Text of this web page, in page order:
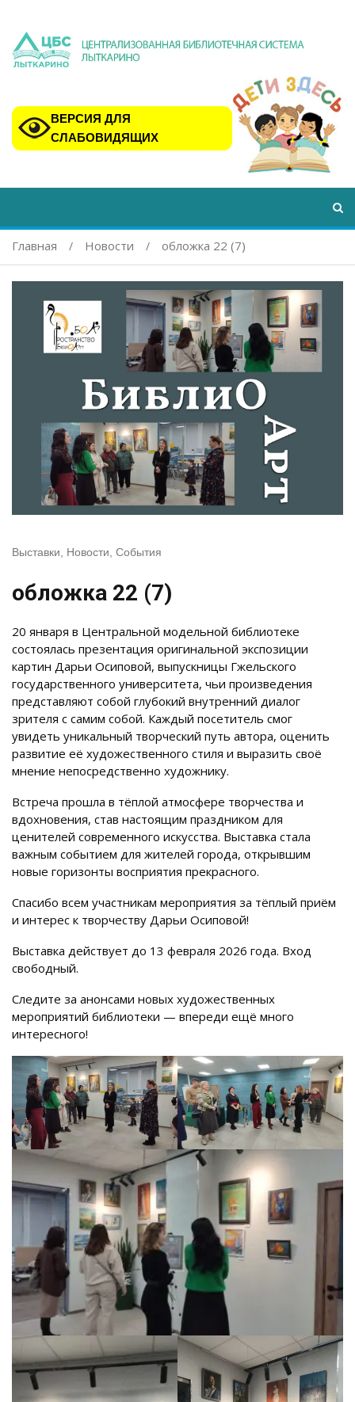
ВЕРСИЯ ДЛЯ
СЛАБОВИДЯЩИХ
Главная Новости обложка 22 (7)
Выставки, Новости, События
обложка 22 (7)
20 января в Центральной модельной библиотеке
состоялась презентация оригинальной экспозиции
картин Дарьи Осиповой, выпускницы Гжельского
государственного университета, чьи произведения
представляют собой глубокий внутренний диалог
зрителя с самим собой. Каждый посетитель смог
увидеть уникальный творческий путь автора, оценить
развитие её художественного стиля и выразить своё
мнение непосредственно художнику.
Встреча прошла в тёплой атмосфере творчества и
вдохновения, став настоящим праздником для
ценителей современного искусства. Выставка стала
важным событием для жителей города, открывшим
новые горизонты восприятия прекрасного.
Спасибо всем участникам мероприятия за тёплый приём
и интерес к творчеству Дарьи Осиповой!
Выставка действует до 13 февраля 2026 года. Вход
свободный.
Следите за анонсами новых художественных
мероприятий библиотеки — впереди ещё много
интересного!